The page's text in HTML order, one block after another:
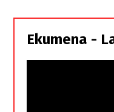
Srbi,
braća
Ekumena -